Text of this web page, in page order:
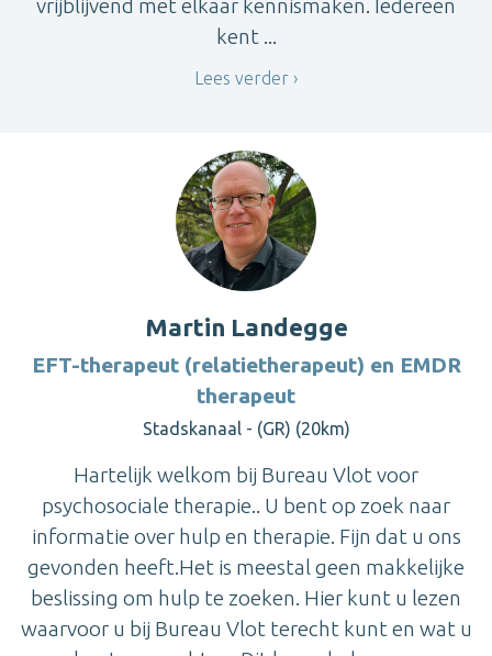
vrijblijvend met elkaar kennismaken. Iedereen
kent ...
Lees verder
Martin Landegge
EFT-therapeut (relatietherapeut) en EMDR
therapeut
Stadskanaal - (GR) (20km)
Hartelijk welkom bij Bureau Vlot voor
psychosociale therapie.. U bent op zoek naar
informatie over hulp en therapie. Fijn dat u ons
gevonden heeft.Het is meestal geen makkelijke
beslissing om hulp te zoeken. Hier kunt u lezen
waarvoor u bij Bureau Vlot terecht kunt en wat u